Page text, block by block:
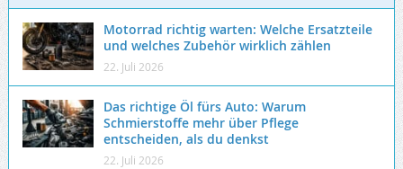
Motorrad richtig warten: Welche Ersatzteile
und welches Zubehör wirklich zählen
22. Juli 2026
Das richtige Öl fürs Auto: Warum
Schmierstoffe mehr über Pflege
entscheiden, als du denkst
22. Juli 2026